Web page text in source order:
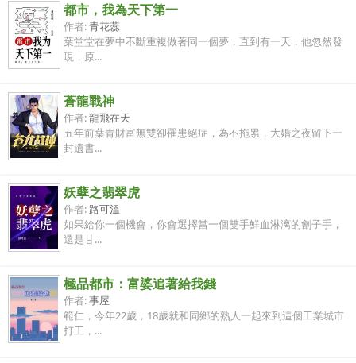
都市，我為天下第一
作者:青花蕊
葉堂堂在夢中不斷重複做著同一個夢，直到有一天，他忽然發
現，原...
蒼龍戰神
作者:龍飛在天
五年前葉青財富無雙卻罹患絕症，為不拖累，大婚之夜留下一
封遺書...
妖孽之翡翠虎
作者: 路可溫
如果給你一個機會，你會選擇當一個雙手鮮血淋漓的劊子手，
還是甘...
極品都市：富婆追著給我錢
作者:事屋
範仁，今年22歲，18歲就和同鄉的熟人一起來到這個工業城市
打工，...